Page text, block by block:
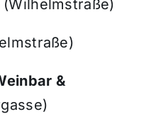
(Wilhelmstraße)
&